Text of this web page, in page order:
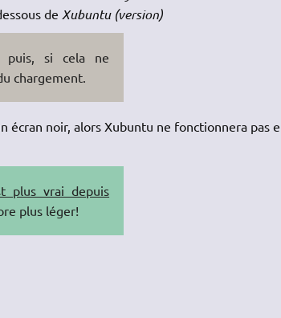
de Xubuntu (version)
puis, si cela ne
chargement.
écran noir, alors Xubuntu ne fonctionnera pas
plus vrai depuis
plus léger!